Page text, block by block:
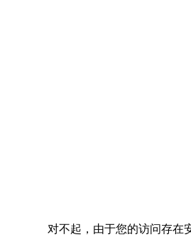
对不起，由于您的访问存在